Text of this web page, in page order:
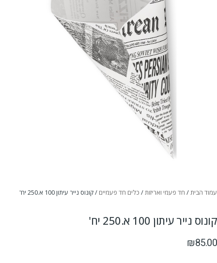
עמוד הבית/ חד פעמי ואריזות/ כלים חד פעמיים / קונוס נייר עיתון 100 א.250 יח'
קונוס נייר עיתון 100 א.250 יח'
₪85.00